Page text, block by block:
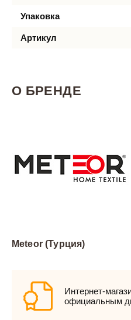
Упаковка
Артикул
О БРЕНДЕ
Meteor (Турция)
Интернет-
официальным